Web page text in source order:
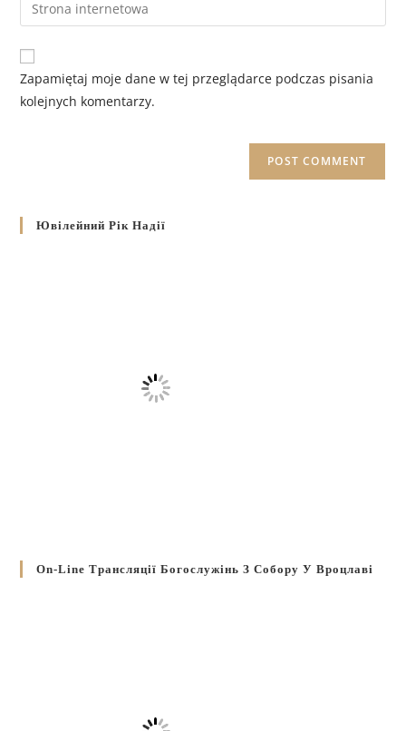
Zapamiętaj moje dane w tej przeglądarce podczas pisania
kolejnych komentarzy.
Ювілейний Рік Надії
On-Line Трансляції Богослужінь З Собору У Вроцлаві